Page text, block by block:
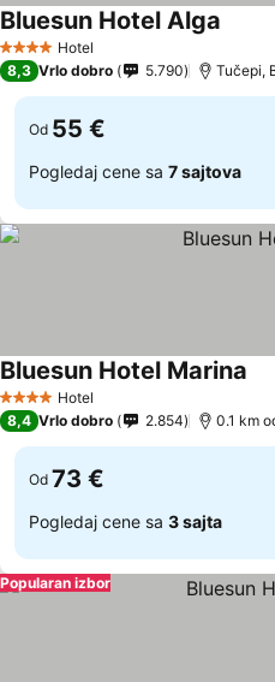
4 ZvezdiceHotel
Bluesun Hotel Alga
8,3 Vrlo dobro 5.790 Tučepi,
Od 55 €
Pogledaj cene sa 7 sajtova
4 ZvezdiceHotel
Bluesun Hotel Marina
8,4 Vrlo dobro 2.854 0.1 km
Od 73 €
Pogledaj cene sa 3 sajta
Popularan izbor